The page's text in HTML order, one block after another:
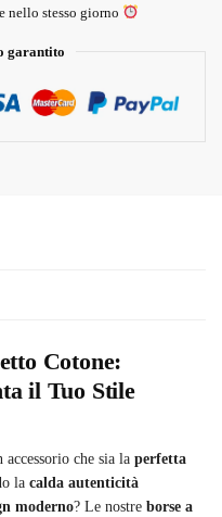
nello stesso giorno
garantito
Cotone:
il Tuo Stile
accessorio che sia la perfetta
la calda autenticità
moderno? Le nostre borse a